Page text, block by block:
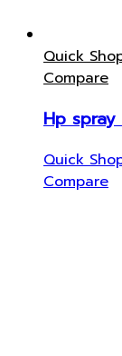
Quick
Compare
Hp spray
Quick
Compare